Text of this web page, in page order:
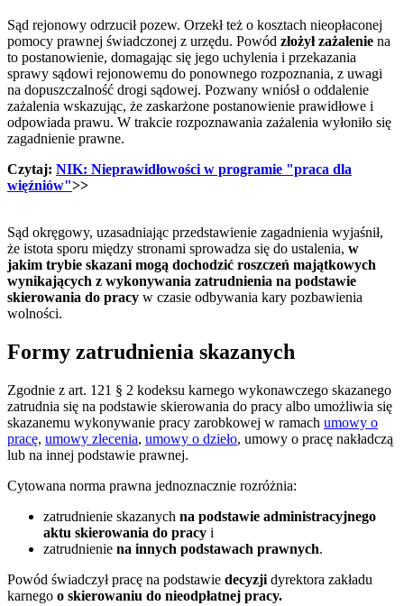
Sąd rejonowy odrzucił pozew. Orzekł też o kosztach nieopłaconej
pomocy prawnej świadczonej z urzędu. Powód złożył zażalenie na
to postanowienie, domagając się jego uchylenia i przekazania
sprawy sądowi rejonowemu do ponownego rozpoznania, z uwagi
na dopuszczalność drogi sądowej. Pozwany wniósł o oddalenie
zażalenia wskazując, że zaskarżone postanowienie prawidłowe i
odpowiada prawu. W trakcie rozpoznawania zażalenia wyłoniło się
zagadnienie prawne.
Czytaj: NIK: Nieprawidłowości w programie "praca dla
więźniów">>
Sąd okręgowy, uzasadniając przedstawienie zagadnienia wyjaśnił,
że istota sporu między stronami sprowadza się do ustalenia, w
jakim trybie skazani mogą dochodzić roszczeń majątkowych
wynikających z wykonywania zatrudnienia na podstawie
skierowania do pracy w czasie odbywania kary pozbawienia
wolności.
Formy zatrudnienia skazanych
Zgodnie z art. 121 § 2 kodeksu karnego wykonawczego skazanego
zatrudnia się na podstawie skierowania do pracy albo umożliwia się
skazanemu wykonywanie pracy zarobkowej w ramach umowy o
pracę, umowy zlecenia, umowy o dzieło, umowy o pracę nakładczą
lub na innej podstawie prawnej.
Cytowana norma prawna jednoznacznie rozróżnia:
zatrudnienie skazanych na podstawie administracyjnego
aktu skierowania do pracy i
zatrudnienie na innych podstawach prawnych.
Powód świadczył pracę na podstawie decyzji dyrektora zakładu
karnego o skierowaniu do nieodpłatnej pracy.